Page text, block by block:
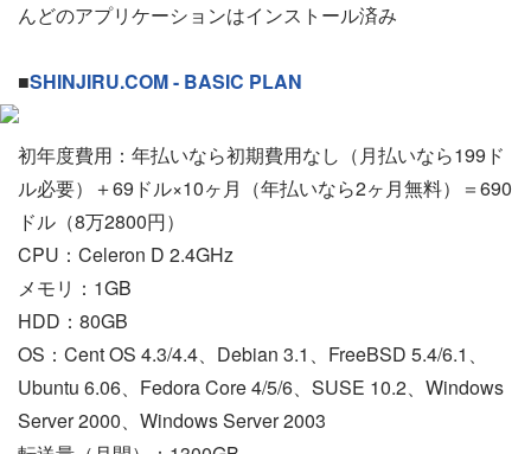
んどのアプリケーションはインストール済み
■SHINJIRU.COM - BASIC PLAN
初年度費用：年払いなら初期費用なし（月払いなら199ド
ル必要）＋69ドル×10ヶ月（年払いなら2ヶ月無料）＝690
ドル（8万2800円）
CPU：Celeron D 2.4GHz
メモリ：1GB
HDD：80GB
OS：Cent OS 4.3/4.4、Debian 3.1、FreeBSD 5.4/6.1、
Ubuntu 6.06、Fedora Core 4/5/6、SUSE 10.2、Windows
Server 2000、Windows Server 2003